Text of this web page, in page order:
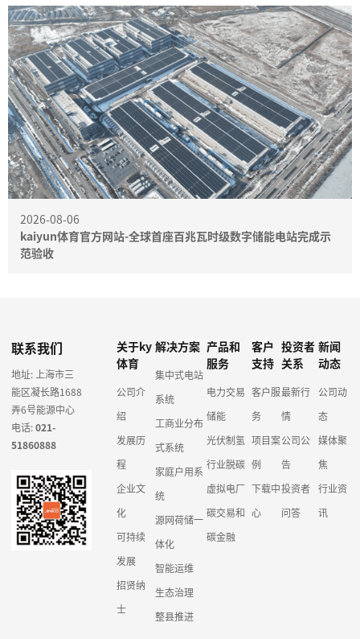
2026-08-06
kaiyun体育官方网站-全球首座百兆瓦时级数字储能电站完成示
范验收
联系我们
地址: 上海市三
能区凝长路1688
弄6号能源中心
电话:021-
51860888
关于ky
体育
公司介
绍
发展历
程
企业文
化
可持续
发展
招贤纳
士
解决方案
集中式电站
系统
工商业分布
式系统
家庭户用系
统
源网荷储一
体化
智能运维
生态治理
整县推进
产品和
服务
电力交易
储能
光伏制氢
行业脱碳
虚拟电厂
碳交易和
碳金融
客户
支持
客户服
务
项目案
例
下载中
心
投资者
关系
最新行
情
公司公
告
投资者
问答
新闻
动态
公司动
态
媒体聚
焦
行业资
讯